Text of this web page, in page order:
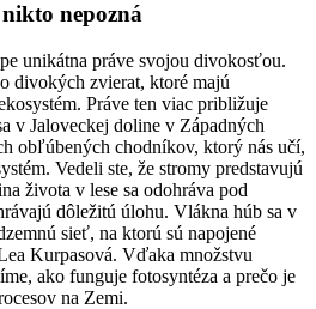
nepozná
unikátna práve svojou divokosťou.
divokých zvierat, ktoré majú
Práve ten viac približuje
v Jaloveckej doline v Západných
obľúbených chodníkov, ktorý nás učí,
Vedeli ste, že stromy predstavujú
života v lese sa odohráva pod
dôležitú úlohu. Vlákna húb sa v
sieť, na ktorú sú napojené
Kurpasová. Vďaka množstvu
ako funguje fotosyntéza a prečo je
na Zemi.